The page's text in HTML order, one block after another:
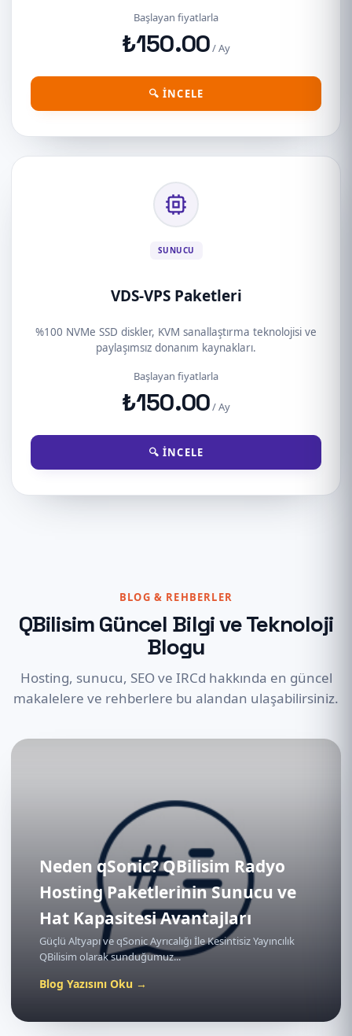
Başlayan fiyatlarla
₺150.00/ Ay
🔍 İNCELE
SUNUCU
VDS-VPS Paketleri
%100 NVMe SSD diskler, KVM sanallaştırma teknolojisi ve
paylaşımsız donanım kaynakları.
Başlayan fiyatlarla
₺150.00/ Ay
🔍 İNCELE
BLOG & REHBERLER
QBilisim Güncel Bilgi ve Teknoloji
Blogu
Hosting, sunucu, SEO ve IRCd hakkında en güncel
makalelere ve rehberlere bu alandan ulaşabilirsiniz.
Neden qSonic? QBilisim Radyo
Hosting Paketlerinin Sunucu ve
Hat Kapasitesi Avantajları
Güçlü Altyapı ve qSonic Ayrıcalığı İle Kesintisiz Yayıncılık
QBilisim olarak sunduğumuz...
Blog Yazısını Oku →